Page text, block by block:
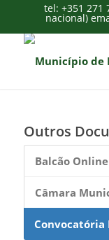
tel: +351 271
nacional)
Outros
Balcão Online
Câmara
Convocatória